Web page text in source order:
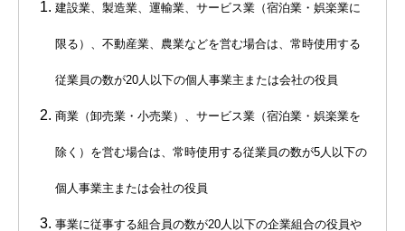
建設業、製造業、運輸業、サービス業（宿泊業・娯楽業に
限る）、不動産業、農業などを営む場合は、常時使用する
従業員の数が20人以下の個人事業主または会社の役員
商業（卸売業・小売業）、サービス業（宿泊業・娯楽業を
除く）を営む場合は、常時使用する従業員の数が5人以下の
個人事業主または会社の役員
事業に従事する組合員の数が20人以下の企業組合の役員や